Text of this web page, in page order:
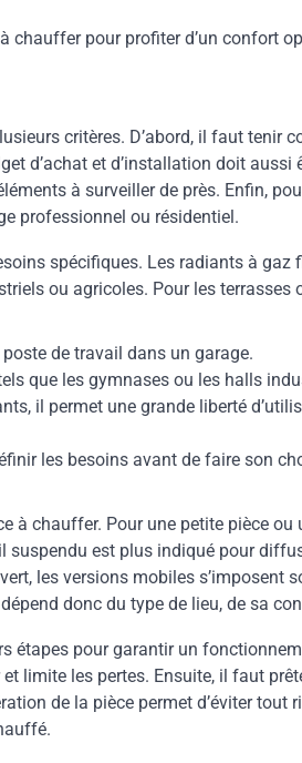
chauffer pour profiter d’un
critères. D’abord, il faut tenir
d’achat et d’installation doit
à surveiller de près. Enfin,
professionnel ou résidentiel.
spécifiques. Les radiants à
ou agricoles. Pour les
de travail dans un garage.
que les gymnases ou les halls
il permet une grande liberté
les besoins avant de faire son
à chauffer. Pour une petite pièce
est plus indiqué pour
les versions mobiles s’imposent
donc du type de lieu, de sa
étapes pour garantir un
limite les pertes. Ensuite, il faut
de la pièce permet d’éviter